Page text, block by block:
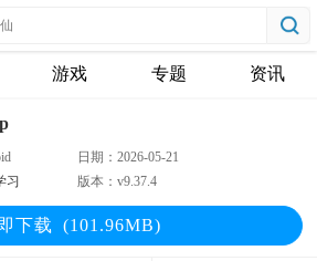
游戏 专题 资讯
日期：2026-05-21
习 版本：v9.37.4
下载 (101.96MB)